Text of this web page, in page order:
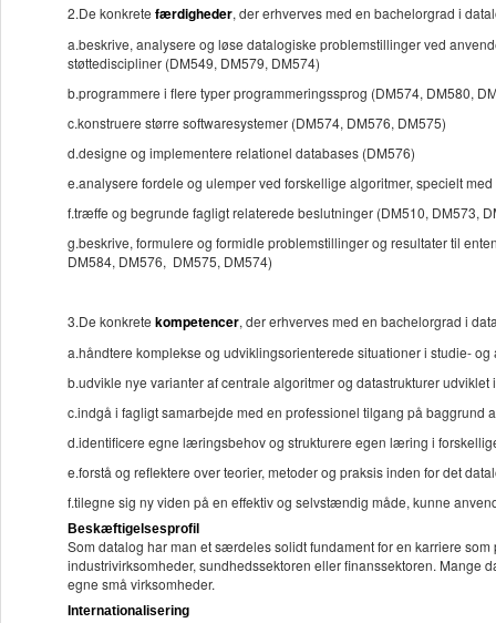
2.De konkrete færdigheder, der erhverves med en bachelorgrad i
a.beskrive, analysere og løse datalogiske problemstillinger ved
støttediscipliner (DM549, DM579, DM574)
b.programmere i flere typer programmeringssprog (DM574, DM580,
c.konstruere større softwaresystemer (DM574, DM576, DM575)
d.designe og implementere relationel databases (DM576)
e.analysere fordele og ulemper ved forskellige algoritmer, specielt
f.træffe og begrunde fagligt relaterede beslutninger (DM510, DM573,
g.beskrive, formulere og formidle problemstillinger og resultater til
DM584, DM576, DM575, DM574)
3.De konkrete kompetencer, der erhverves med en bachelorgrad i
a.håndtere komplekse og udviklingsorienterede situationer i studie-
b.udvikle nye varianter af centrale algoritmer og datastrukturer
c.indgå i fagligt samarbejde med en professionel tilgang på baggrund
d.identificere egne læringsbehov og strukturere egen læring i
e.forstå og reflektere over teorier, metoder og praksis inden for det
f.tilegne sig ny viden på en effektiv og selvstændig måde, kunne
Beskæftigelsesprofil
Som datalog har man et særdeles solidt fundament for en karriere
industrivirksomheder, sundhedssektoren eller finanssektoren. Mange
egne små virksomheder.
Internationalisering